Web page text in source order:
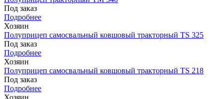
Под заказ
Подробнее
Хозяин
Полуприцеп самосвальный ковшовый тракторный TS 325
Под заказ
Подробнее
Хозяин
Полуприцеп самосвальный ковшовый тракторный TS 218
Под заказ
Подробнее